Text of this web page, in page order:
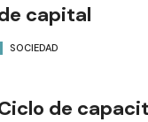
capital
SOCIEDAD
de